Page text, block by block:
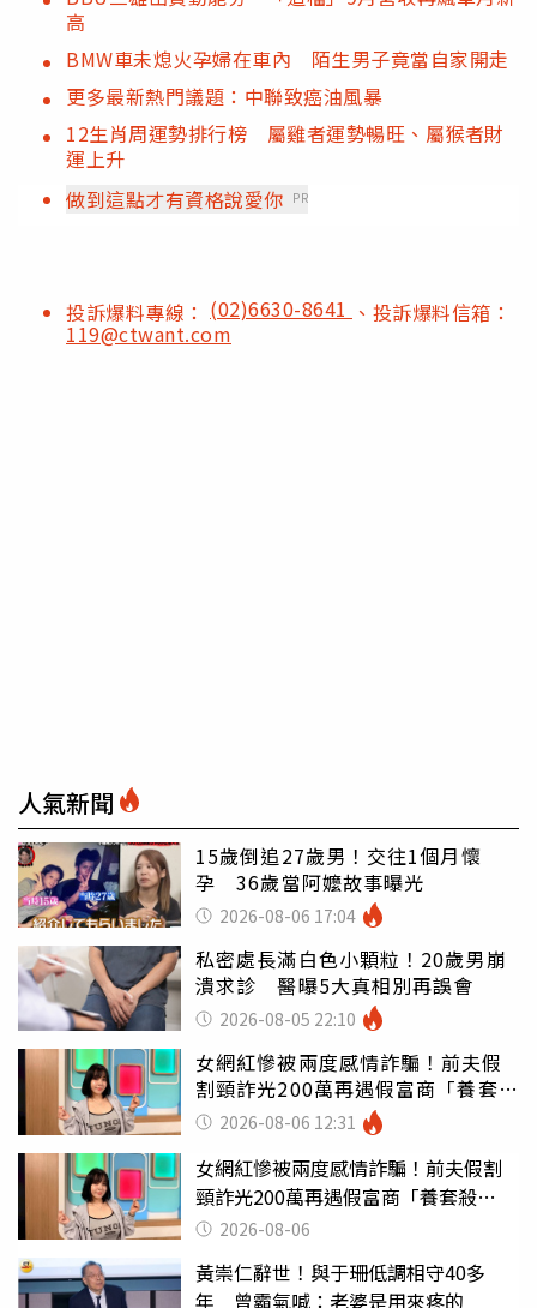
高
BMW車未熄火孕婦在車內 陌生男子竟當自家開走
更多最新熱門議題：中聯致癌油風暴
12生肖周運勢排行榜 屬雞者運勢暢旺、屬猴者財
運上升
做到這點才有資格說愛你 PR
投訴爆料專線： (02)6630-8641 、投訴爆料信箱：
119@ctwant.com
人氣新聞
15歲倒追27歲男！交往1個月懷
孕 36歲當阿嬤故事曝光
2026-08-06 17:04
私密處長滿白色小顆粒！20歲男崩
潰求診 醫曝5大真相別再誤會
2026-08-05 22:10
女網紅慘被兩度感情詐騙！前夫假
割頸詐光200萬再遇假富商「養套殺
2000萬」
2026-08-06 12:31
女網紅慘被兩度感情詐騙！前夫假割
頸詐光200萬再遇假富商「養套殺
2000萬」
2026-08-06
黃崇仁辭世！與于珊低調相守40多
年 曾霸氣喊：老婆是用來疼的